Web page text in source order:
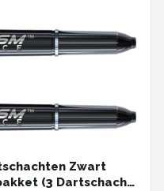
Zwart
(3 Dartschacht